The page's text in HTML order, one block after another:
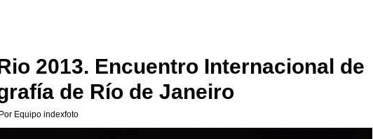
2013. Encuentro Internacional de
de Río de Janeiro
Por Equipo indexfoto